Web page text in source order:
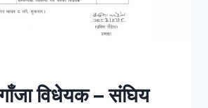
विधेयक – संघिय